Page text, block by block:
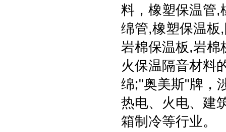
料，橡塑保温管,
绵管,橡塑保温板
岩棉保温板,岩棉
火保温隔音材料
绵;"奥美斯"牌，
热电、火电、建
箱制冷等行业。